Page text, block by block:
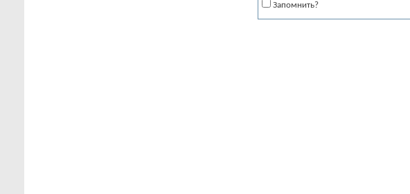
Запомнить?